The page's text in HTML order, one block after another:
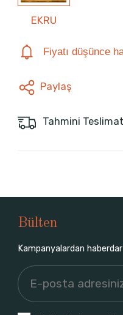
EKRU
Fiyatı düşünce
Paylaş
Tahmini
Bülten
Kampanyalardan